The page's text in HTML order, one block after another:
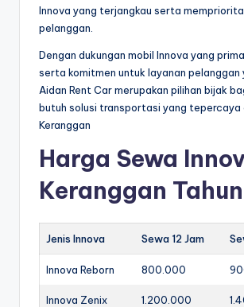
Innova yang terjangkau serta
pelanggan.
Dengan dukungan mobil Innova yang
serta komitmen untuk layanan pelanggan
Aidan Rent Car merupakan pilihan bijak
butuh solusi transportasi yang tepercaya
Keranggan
Harga Sewa
Keranggan
Jenis Innova Sewa 12 Jam
Innova Reborn 800.000
Innova Zenix 1.200.000